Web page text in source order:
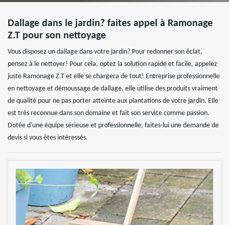
Dallage dans le jardin? faites appel à Ramonage
Z.T pour son nettoyage
Vous disposez un dallage dans votre jardin? Pour redonner son éclat,
pensez à le nettoyer! Pour cela, optez la solution rapide et facile, appelez
juste Ramonage Z.T et elle se chargera de tout! Entreprise professionnelle
en nettoyage et démoussage de dallage, elle utilise des produits vraiment
de qualité pour ne pas porter atteinte aux plantations de votre jardin. Elle
est très reconnue dans son domaine et fait son service comme passion.
Dotée d'une équipe sérieuse et professionnelle, faites-lui une demande de
devis si vous êtes intéressés.